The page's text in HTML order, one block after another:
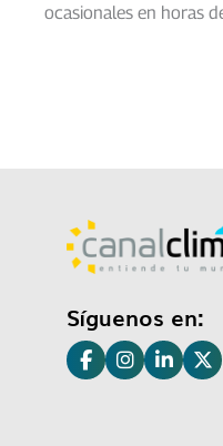
ocasionales en horas
Síguenos en: